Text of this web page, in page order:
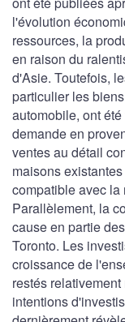
l'évolution
ressources, la
en raison du
d'Asie. Toutefois,
particulier les
automobile, ont
demande en
ventes au détail
maisons
compatible avec la
Parallèlement, la
cause en partie
Toronto. Les
croissance de
restés
intentions